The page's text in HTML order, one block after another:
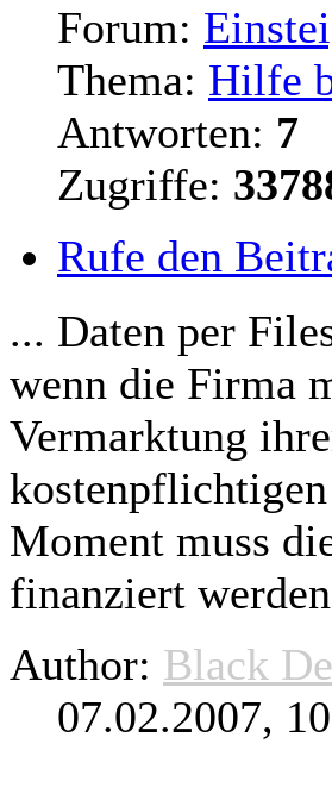
Forum:
Thema: Hilfe
Antworten: 7
Zugriffe:
Rufe den
... Daten per
wenn die Firma
Vermarktung
Moment muss
finanziert
Author: Black
07.02.2007,